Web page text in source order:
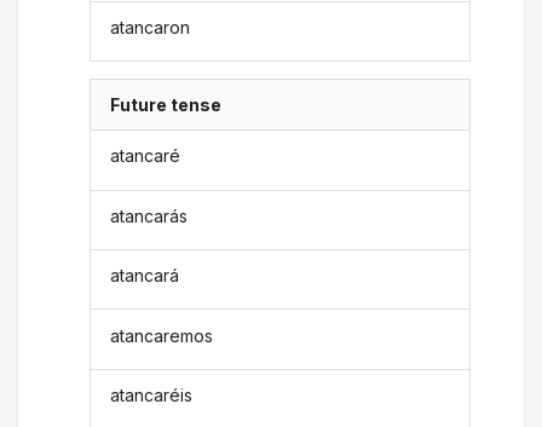
atancaron
Future tense
atancaré
atancarás
atancará
atancaremos
atancaréis